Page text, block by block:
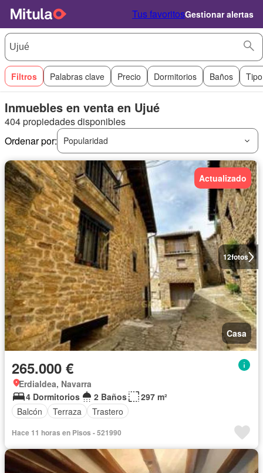
Tus favoritosGestionar alertas
Filtros Palabras clave Precio Dormitorios Baños
Inmuebles en venta en Ujué
404 propiedades disponibles
Ordenar por:
Popularidad
12fotos
Actualizado
Casa
265.000 €
Erdialdea, Navarra
4 Dormitorios
2 Baños
297 m²
Balcón
Terraza Trastero
Hace 11 horas en Pisos - 521990